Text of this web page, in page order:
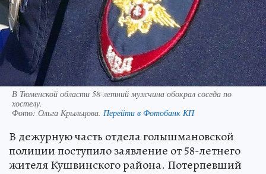
В Тюменской области 58-летний мужчина обокрал соседа по
хостелу.
Фото: Ольга Крыльцова. Перейти в Фотобанк КП
В дежурную часть отдела голышмановской
полиции поступило заявление от 58-летнего
жителя Кушвинского района. Потерпевший